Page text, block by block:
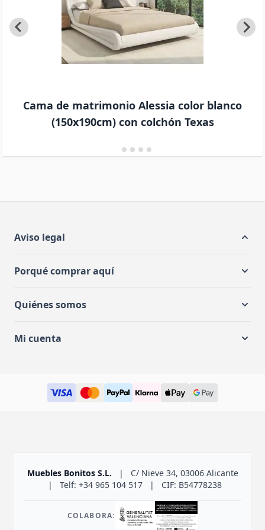
Cama de matrimonio Alessia color blanco
(150x190cm) con colchón Texas
Aviso legal
Porqué comprar aquí
Quiénes somos
Mi cuenta
Muebles Bonitos S.L. |
C/ Nieve 34, 03006 Alicante
|
Telf: +34 965 104 517 | CIF: B54778238
COLABORA: